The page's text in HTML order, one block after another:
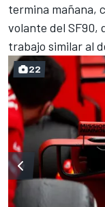
termina mañana,
volante del SF90,
trabajo similar al
22